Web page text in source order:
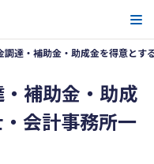
調達・補助金・助成金を得意とす
補助金・助成
会計事務所一